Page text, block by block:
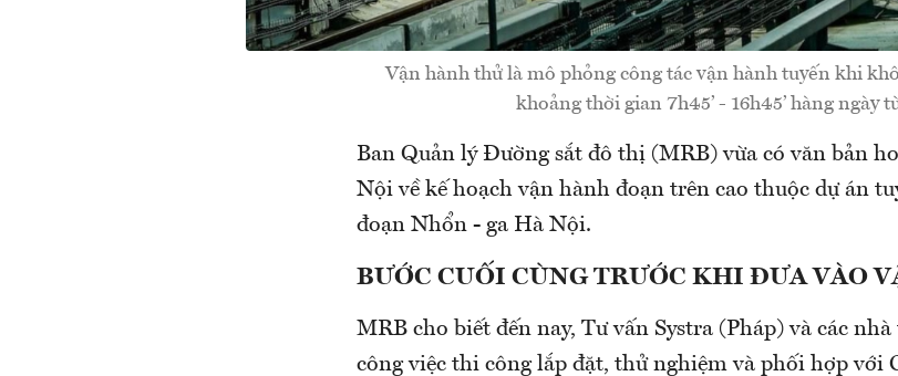
Vận hành thử là mô phỏng công tác vận hành tuyến khi
khoảng thời gian 7h45’ - 16h45’ hàng ngày
Ban Quản lý Đường sắt đô thị (MRB) vừa có văn bản
Nội về kế hoạch vận hành đoạn trên cao thuộc dự án
đoạn Nhổn - ga Hà Nội.
BƯỚC CUỐI CÙNG TRƯỚC KHI ĐƯA VÀO
MRB cho biết đến nay, Tư vấn Systra (Pháp) và các
công việc thi công lắp đặt, thử nghiệm và phối hợp với